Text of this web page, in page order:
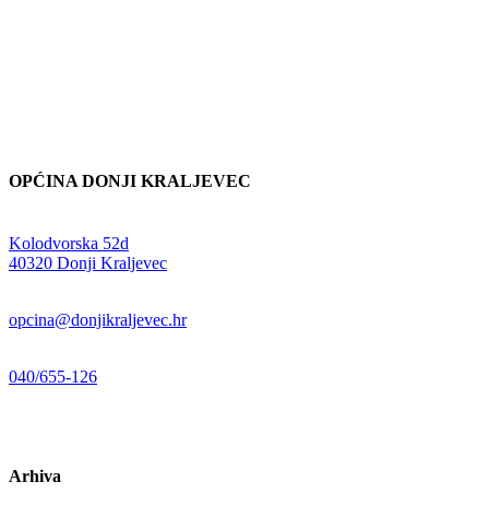
OPĆINA DONJI KRALJEVEC
Kolodvorska 52d
40320 Donji Kraljevec
opcina@donjikraljevec.hr
040/655-126
Arhiva